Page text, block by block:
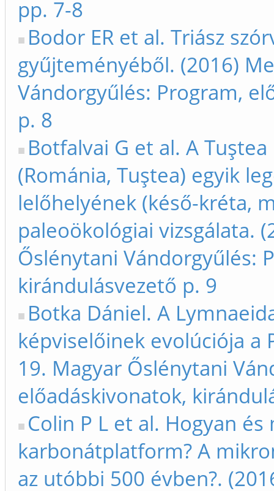
pp. 7-8
Bodor ER et al. Triász
gyűjteményéből. (2016)
Vándorgyűlés: Program,
p. 8
Botfalvai G et al. A
(Románia, Tuştea) egyik
lelőhelyének (késő-kréta,
paleoökológiai vizsgálata.
Őslénytani Vándorgyűlés:
kirándulásvezető p. 9
Botka Dániel. A
képviselőinek evolúciója a
19. Magyar Őslénytani
előadáskivonatok,
Colin P L et al. Hogyan
karbonátplatform? A
az utóbbi 500 évben?.